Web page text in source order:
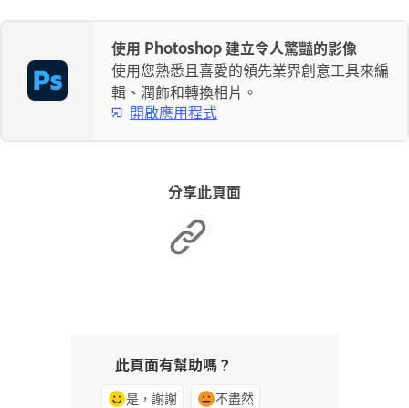
使用 Photoshop 建立令人驚豔的影像
使用您熟悉且喜愛的領先業界創意工具來編
輯、潤飾和轉換相片。
開啟應用程式
分享此頁面
此頁面有幫助嗎？
是，謝謝 不盡然